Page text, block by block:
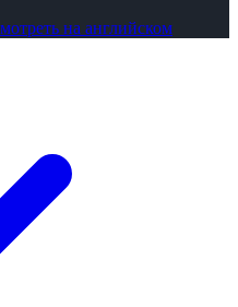
на английском